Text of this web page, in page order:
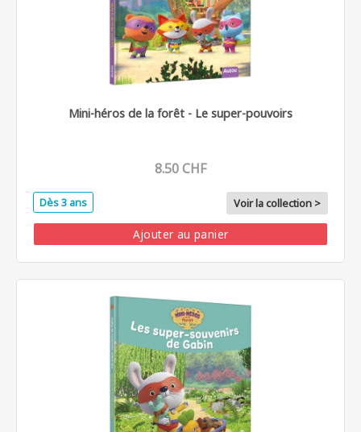
Mini-héros de la forêt - Le super-pouvoirs
8.50 CHF
Dès 3 ans Voir la collection >
Ajouter au panier